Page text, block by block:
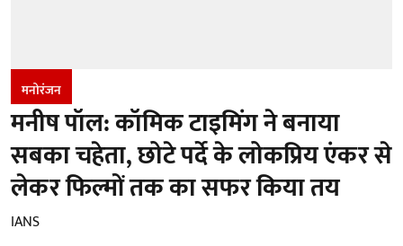
मनोरंजन
मनीष पॉल: कॉमिक टाइमिंग ने बनाया
सबका चहेता, छोटे पर्दे के लोकप्रिय एंकर से
लेकर फिल्मों तक का सफर किया तय
IANS